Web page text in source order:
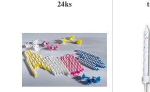
24ks